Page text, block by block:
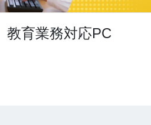
教育業務対応PC